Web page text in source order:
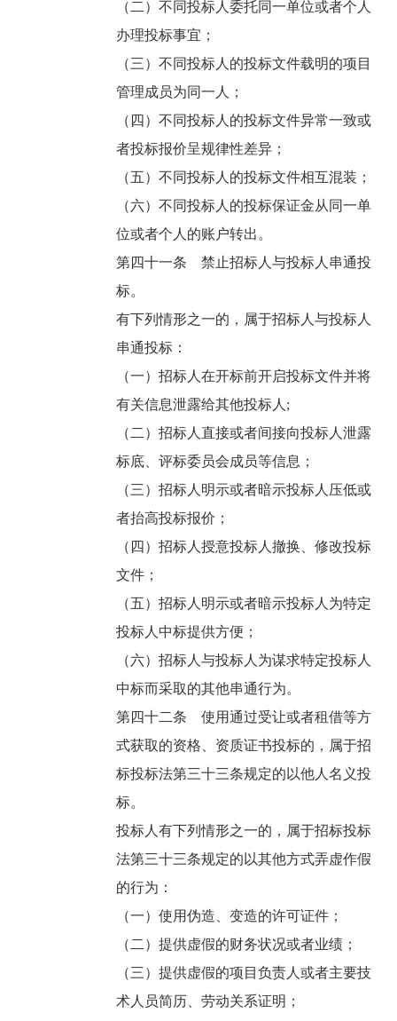
（二）不同投标人委托同一单位或者个人
办理投标事宜；
（三）不同投标人的投标文件载明的项目
管理成员为同一人；
（四）不同投标人的投标文件异常一致或
者投标报价呈规律性差异；
（五）不同投标人的投标文件相互混装；
（六）不同投标人的投标保证金从同一单
位或者个人的账户转出。
第四十一条 禁止招标人与投标人串通投
标。
有下列情形之一的，属于招标人与投标人
串通投标：
（一）招标人在开标前开启投标文件并将
有关信息泄露给其他投标人;
（二）招标人直接或者间接向投标人泄露
标底、评标委员会成员等信息；
（三）招标人明示或者暗示投标人压低或
者抬高投标报价；
（四）招标人授意投标人撤换、修改投标
文件；
（五）招标人明示或者暗示投标人为特定
投标人中标提供方便；
（六）招标人与投标人为谋求特定投标人
中标而采取的其他串通行为。
第四十二条 使用通过受让或者租借等方
式获取的资格、资质证书投标的，属于招
标投标法第三十三条规定的以他人名义投
标。
投标人有下列情形之一的，属于招标投标
法第三十三条规定的以其他方式弄虚作假
的行为：
（一）使用伪造、变造的许可证件；
（二）提供虚假的财务状况或者业绩；
（三）提供虚假的项目负责人或者主要技
术人员简历、劳动关系证明；